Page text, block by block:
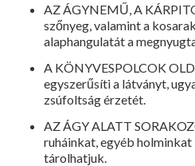
AZ ÁGYNEMŰ, A
szőnyeg, valamint a
alaphangulatát a
A KÖNYVESPOLCOK
egyszerűsíti a látványt,
zsúfoltság érzetét.
AZ ÁGY ALATT
ruháinkat, egyéb holminkat
tárolhatjuk.